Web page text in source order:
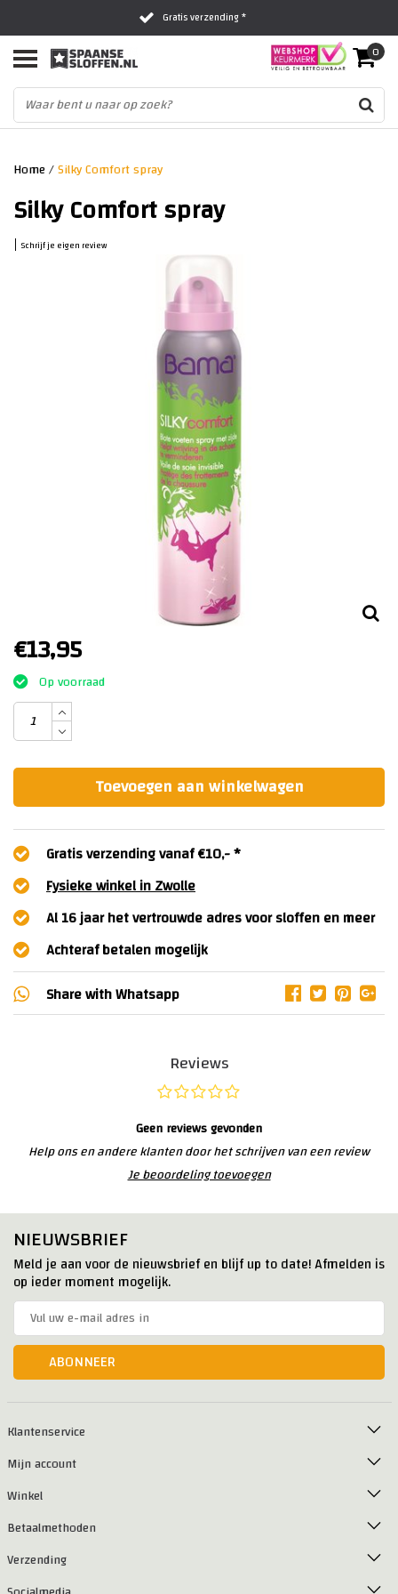
Gratis verzending *
Al 16 jaar het vertrouwde adres
Fysieke winkel in Zwolle
0
Home/Silky Comfort spray
Silky Comfort spray
| Schrijf je eigen review
€13,95
Op voorraad
Toevoegen aan winkelwagen
Gratis verzending vanaf €10,- *
Fysieke winkel in Zwolle
Al 16 jaar het vertrouwde adres voor sloffen en meer
Achteraf betalen mogelijk
Share withWhatsapp
Reviews
Geen reviews gevonden
Help ons en andere klanten door het schrijven van een review
Je beoordeling toevoegen
NIEUWSBRIEF
Meld je aan voor de nieuwsbrief en blijf up to date! Afmelden is
op ieder moment mogelijk.
ABONNEER
Klantenservice
Mijn account
Winkel
Betaalmethoden
Verzending